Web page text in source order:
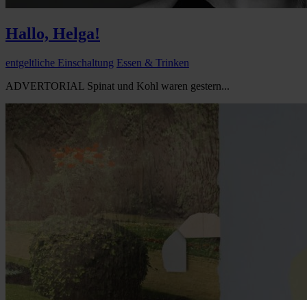
Hallo, Helga!
entgeltliche Einschaltung Essen & Trinken
ADVERTORIAL Spinat und Kohl waren gestern...